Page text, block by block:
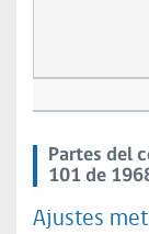
57
Partes del
101 de
Ajustes